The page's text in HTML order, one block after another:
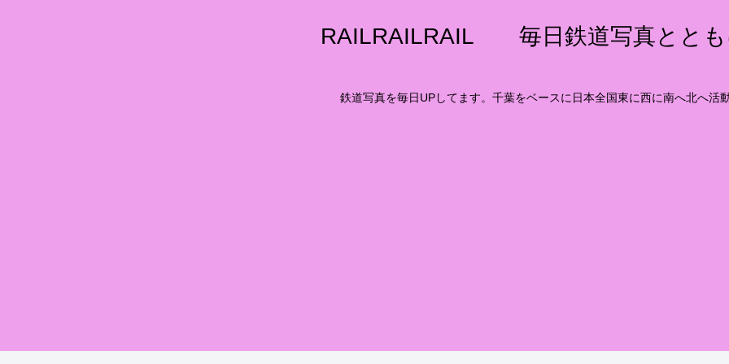
RAILRAILRAIL 毎日鉄道写真ととも
鉄道写真を毎日UPしてます。千葉をベースに日本全国東に西に南へ北へ活